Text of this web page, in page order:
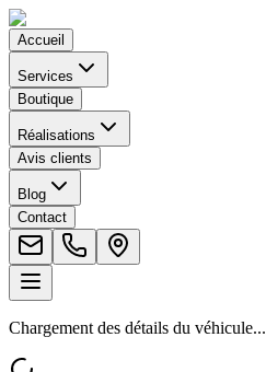
Accueil
Services
Boutique
Réalisations
Avis clients
Blog
Contact
Chargement des détails du véhicule...